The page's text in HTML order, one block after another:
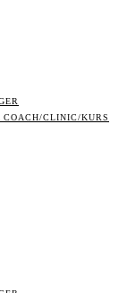
CLINIC/KURS